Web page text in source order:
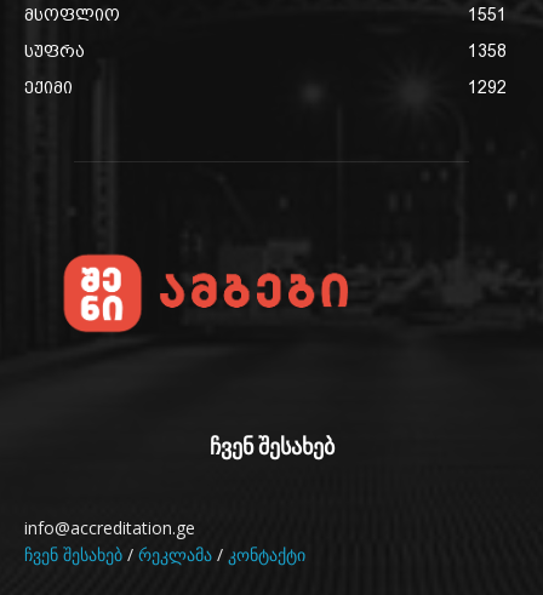
მსოფლიო
1551
სუფრა
1358
ექიმი
1292
ჩვენ შესახებ
info@accreditation.ge
ჩვენ შესახებ / რეკლამა / კონტაქტი